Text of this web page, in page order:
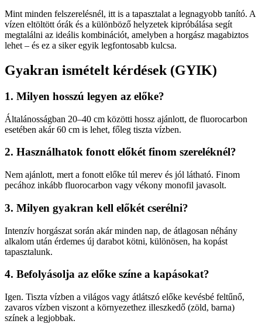
Mint minden felszerelésnél, itt is a tapasztalat a legnagyobb tanító. A
vízen eltöltött órák és a különböző helyzetek kipróbálása segít
megtalálni az ideális kombinációt, amelyben a horgász magabiztos
lehet – és ez a siker egyik legfontosabb kulcsa.
Gyakran ismételt kérdések (GYIK)
1. Milyen hosszú legyen az előke?
Általánosságban 20–40 cm közötti hossz ajánlott, de fluorocarbon
esetében akár 60 cm is lehet, főleg tiszta vízben.
2. Használhatok fonott előkét finom szereléknél?
Nem ajánlott, mert a fonott előke túl merev és jól látható. Finom
pecához inkább fluorocarbon vagy vékony monofil javasolt.
3. Milyen gyakran kell előkét cserélni?
Intenzív horgászat során akár minden nap, de átlagosan néhány
alkalom után érdemes új darabot kötni, különösen, ha kopást
tapasztalunk.
4. Befolyásolja az előke színe a kapásokat?
Igen. Tiszta vízben a világos vagy átlátszó előke kevésbé feltűnő,
zavaros vízben viszont a környezethez illeszkedő (zöld, barna)
színek a legjobbak.